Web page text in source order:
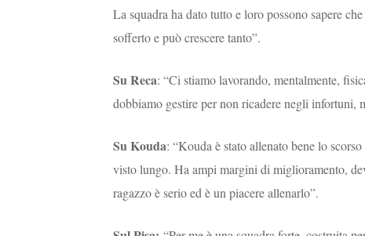
La squadra ha dato tutto e loro possono sapere
sofferto e può crescere tanto”.
Su Reca: “Ci stiamo lavorando, mentalmente,
dobbiamo gestire per non ricadere negli infortuni,
Su Kouda: “Kouda è stato allenato bene lo
visto lungo. Ha ampi margini di miglioramento,
ragazzo è serio ed è un piacere allenarlo”.